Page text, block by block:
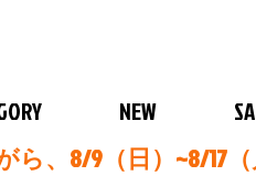
NEW
ら、8/9（日）~8/17